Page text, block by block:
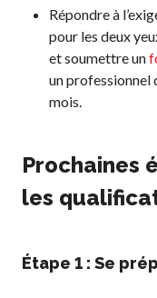
Qu’est-ce qui est
couvert ?
Résumé de la
couverture
Ressources en
Compléments
d’assurance
Bulletins d’assurance
Répondre à
pour les deux
et soumettre un
un professionnel
mois.
Prochaines
les
Étape 1 : Se